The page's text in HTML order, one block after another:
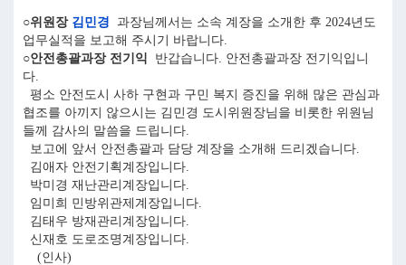
○위원장 김민경 과장님께서는 소속 계장을 소개한 후 2024년도
업무실적을 보고해 주시기 바랍니다.
○안전총괄과장 전기익
반갑습니다. 안전총괄과장 전기익입니
다.
평소 안전도시 사하 구현과 구민 복지 증진을 위해 많은 관심과
협조를 아끼지 않으시는 김민경 도시위원장님을 비롯한 위원님
들께 감사의 말씀을 드립니다.
보고에 앞서 안전총괄과 담당 계장을 소개해 드리겠습니다.
김애자 안전기획계장입니다.
박미경 재난관리계장입니다.
임미희 민방위관제계장입니다.
김태우 방재관리계장입니다.
신재호 도로조명계장입니다.
(인사)